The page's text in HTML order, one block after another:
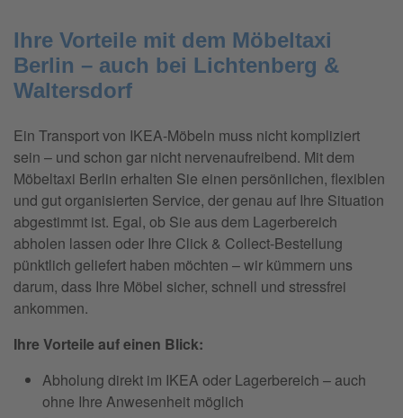
Ihre Vorteile mit dem Möbeltaxi
Berlin – auch bei Lichtenberg &
Waltersdorf
Ein Transport von IKEA-Möbeln muss nicht kompliziert
sein – und schon gar nicht nervenaufreibend. Mit dem
Möbeltaxi Berlin erhalten Sie einen persönlichen, flexiblen
und gut organisierten Service, der genau auf Ihre Situation
abgestimmt ist. Egal, ob Sie aus dem Lagerbereich
abholen lassen oder Ihre Click & Collect-Bestellung
pünktlich geliefert haben möchten – wir kümmern uns
darum, dass Ihre Möbel sicher, schnell und stressfrei
ankommen.
Ihre Vorteile auf einen Blick:
Abholung direkt im IKEA oder Lagerbereich – auch
ohne Ihre Anwesenheit möglich